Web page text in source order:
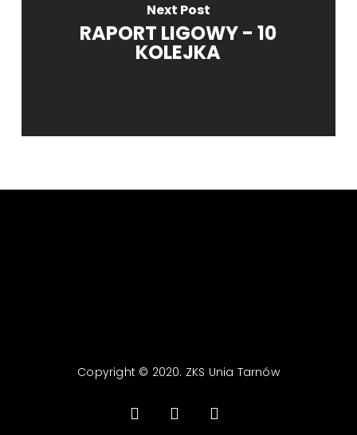
Next Post
RAPORT LIGOWY - 10
KOLEJKA
Copyright © 2020. ZKS Unia Tarnów
facebookyoutubeemail